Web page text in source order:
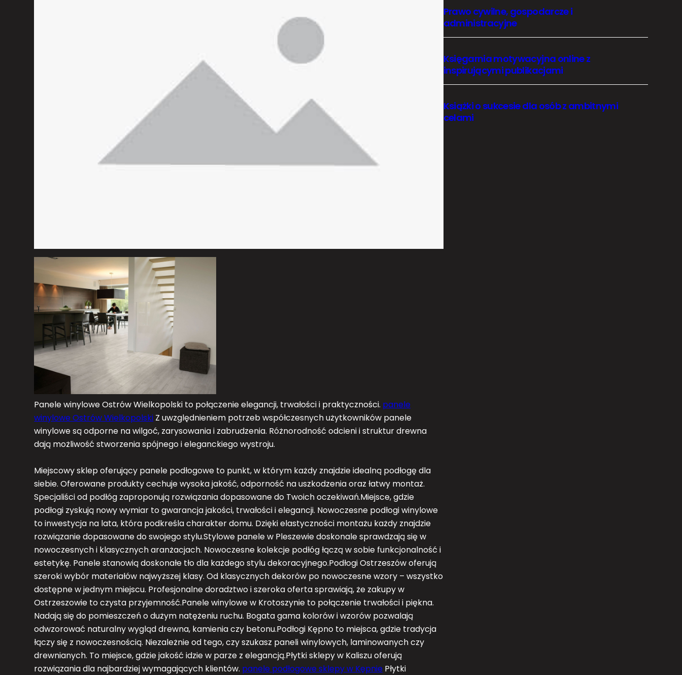
Panele winylowe Ostrów Wielkopolski to połączenie elegancji, trwałości i praktyczności. panele
winylowe Ostrów Wielkopolski Z uwzględnieniem potrzeb współczesnych użytkowników panele
winylowe są odporne na wilgoć, zarysowania i zabrudzenia. Różnorodność odcieni i struktur drewna
dają możliwość stworzenia spójnego i eleganckiego wystroju.
Miejscowy sklep oferujący panele podłogowe to punkt, w którym każdy znajdzie idealną podłogę dla
siebie. Oferowane produkty cechuje wysoka jakość, odporność na uszkodzenia oraz łatwy montaż.
Specjaliści od podłóg zaproponują rozwiązania dopasowane do Twoich oczekiwań.Miejsce, gdzie
podłogi zyskują nowy wymiar to gwarancja jakości, trwałości i elegancji. Nowoczesne podłogi winylowe
to inwestycja na lata, która podkreśla charakter domu. Dzięki elastyczności montażu każdy znajdzie
rozwiązanie dopasowane do swojego stylu.Stylowe panele w Pleszewie doskonale sprawdzają się w
nowoczesnych i klasycznych aranżacjach. Nowoczesne kolekcje podłóg łączą w sobie funkcjonalność i
estetykę. Panele stanowią doskonałe tło dla każdego stylu dekoracyjnego.Podłogi Ostrzeszów oferują
szeroki wybór materiałów najwyższej klasy. Od klasycznych dekorów po nowoczesne wzory – wszystko
dostępne w jednym miejscu. Profesjonalne doradztwo i szeroka oferta sprawiają, że zakupy w
Ostrzeszowie to czysta przyjemność.Panele winylowe w Krotoszynie to połączenie trwałości i piękna.
Nadają się do pomieszczeń o dużym natężeniu ruchu. Bogata gama kolorów i wzorów pozwalają
odwzorować naturalny wygląd drewna, kamienia czy betonu.Podłogi Kępno to miejsca, gdzie tradycja
łączy się z nowoczesnością. Niezależnie od tego, czy szukasz paneli winylowych, laminowanych czy
drewnianych. To miejsce, gdzie jakość idzie w parze z elegancją.Płytki sklepy w Kaliszu oferują
rozwiązania dla najbardziej wymagających klientów. panele podłogowe sklepy w Kępnie Płytki
Prawo cywilne, gospodarcze i
administracyjne
Księgarnia motywacyjna online z
inspirującymi publikacjami
Książki o sukcesie dla osób z ambitnymi
celami